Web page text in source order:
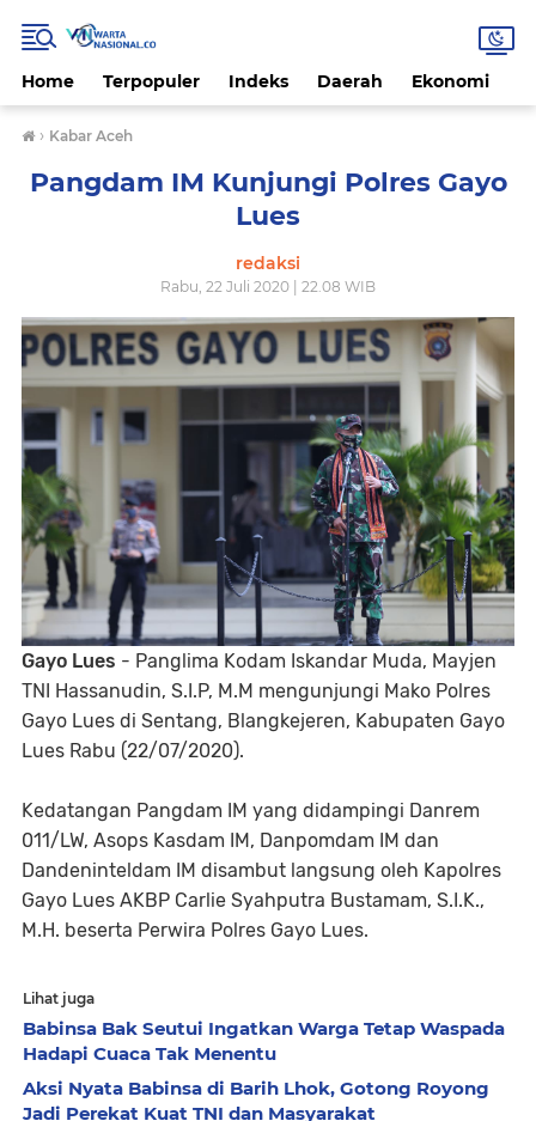
Home Terpopuler Indeks Daerah Ekonomi
› Kabar Aceh
Pangdam IM Kunjungi Polres Gayo
Lues
redaksi
Rabu, 22 Juli 2020 | 22.08 WIB
Gayo Lues - Panglima Kodam Iskandar Muda, Mayjen
TNI Hassanudin, S.I.P, M.M mengunjungi Mako Polres
Gayo Lues di Sentang, Blangkejeren, Kabupaten Gayo
Lues Rabu (22/07/2020).
Kedatangan Pangdam IM yang didampingi Danrem
011/LW, Asops Kasdam IM, Danpomdam IM dan
Dandeninteldam IM disambut langsung oleh Kapolres
Gayo Lues AKBP Carlie Syahputra Bustamam, S.I.K.,
M.H. beserta Perwira Polres Gayo Lues.
Lihat juga
Babinsa Bak Seutui Ingatkan Warga Tetap Waspada
Hadapi Cuaca Tak Menentu
Aksi Nyata Babinsa di Barih Lhok, Gotong Royong
Jadi Perekat Kuat TNI dan Masyarakat